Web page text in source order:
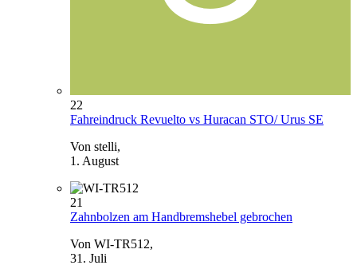
22
Fahreindruck Revuelto vs Huracan STO/ Urus SE
Von stelli,
1. August
21
Zahnbolzen am Handbremshebel gebrochen
Von WI-TR512,
31. Juli